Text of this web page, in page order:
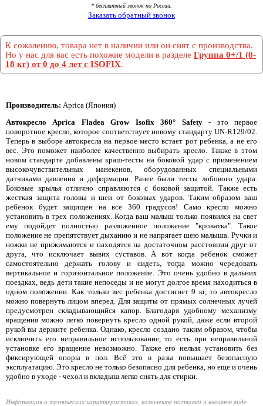
* бесплатный звонок по России.
Заказать обратный звонок
К сожалению, товара нет в наличии или он снят с производства.
Но у нас для вас есть похожие модели в разделе Группа 0+/1 (0-
18 кг) от 0 до 4 лет с ISOFIX.
Производитель: Aprica (Япония)
Автокресло Aprica Fladea Grow Isofix 360° Safety- это первое
поворотное кресло, которое соответствует новому стандарту UN-R129/02.
Теперь в выборе автокресла на первое место встает рот ребенка, а не его
вес. Это поможет наиболее качественно выбирать кресло. Также в этом
новом стандарте добавлены краш-тесты на боковой удар с применением
высокочувствительных манекенов, оборудованных специальными
датчиками давления и деформации. Ранее были тесты лобового удара.
Боковые крылья отлично справляются с боковой защитой. Также есть
жесткая защита головы и шеи от боковых ударов. Таким образом ваш
ребенок будет защищен на все 360 градусов! Само кресло можно
установить в трех положениях. Когда ваш малыш только появился на свет
ему подойдет полностью разложенное положение "кроватка". Такое
положение не препятствует дыханию и не напрягает шею малыша. Ручки и
ножки не прижимаются и находятся на достаточном расстоянии друг от
друга, что исключает вывих суставов. А вот когда ребенок сможет
самостоятельно держать голову и сидеть, тогда можно чередовать
вертикальное и горизонтальное положение. Это очень удобно в дальних
поездках, ведь дети такие непоседы и не могут долгое время находиться в
одном положении. Как только вес ребенка достигнет 9 кг, то автокресло
можно повернуть лицом вперед. Для защиты от прямых солнечных лучей
предусмотрен складывающийся капор. Благодаря удобному механизму
вращения можно легко повернуть кресло одной рукой, даже если второй
рукой вы держите ребенка. Однако, кресло создано таким образом, чтобы
исключить его неправильное использование, то есть при неправильной
установке его вращение невозможно. Также его нельзя установить без
фиксирующей опоры в пол. Всё это в разы повышает безопасную
эксплуатацию. Это кресло не только безопасно для ребенка, но еще и очень
удобно в уходе - чехол и вкладыш легко снять для стирки.
Информация о технических характеристиках, комплекте поставки и внешнем виде